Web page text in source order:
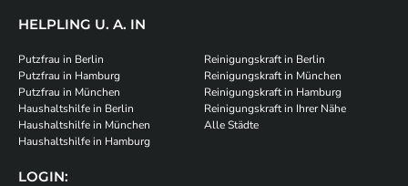
HELPLING U. A. IN
Putzfrau in Berlin
Putzfrau in Hamburg
Putzfrau in München
Haushaltshilfe in Berlin
Haushaltshilfe in München
Haushaltshilfe in Hamburg
Reinigungskraft in Berlin
Reinigungskraft in München
Reinigungskraft in Hamburg
Reinigungskraft in Ihrer Nähe
Alle Städte
LOGIN: